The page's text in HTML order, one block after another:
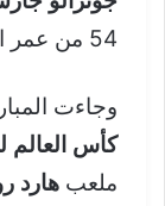
54 من عمر اللقاء.
وجاءت
كأس العالم
ملعب هارد